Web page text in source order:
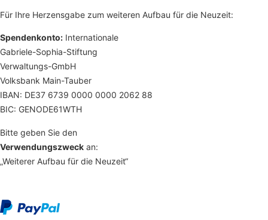
Für Ihre Herzensgabe zum weiteren Aufbau für die Neuzeit:
Spendenkonto: Internationale
Gabriele-Sophia-Stiftung
Verwaltungs-GmbH
Volksbank Main-Tauber
IBAN: DE37 6739 0000 0000 2062 88
BIC: GENODE61WTH
Bitte geben Sie den
Verwendungszweck an:
„Weiterer Aufbau für die Neuzeit“